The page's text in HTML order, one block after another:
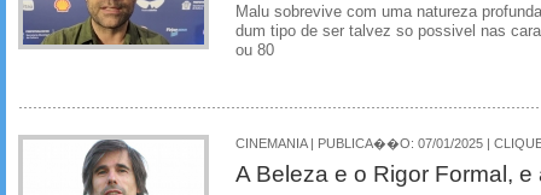
Malu sobrevive com uma natureza
dum tipo de ser talvez so possivel nas
ou 80
CINEMANIA | PUBLICA��O: 07/01/2025 |
A Beleza e o Rigor Formal,